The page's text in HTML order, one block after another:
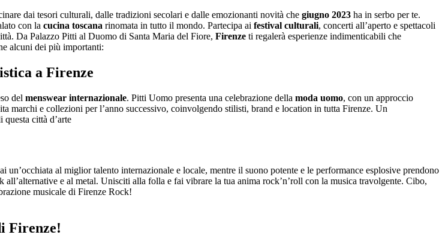
dai tesori culturali, dalle tradizioni secolari e dalle emozionanti novità che giugno 2023 ha in serbo per te.
con la cucina toscana rinomata in tutto il mondo. Partecipa ai festival culturali, concerti all’aperto e spettacoli
Da Palazzo Pitti al Duomo di Santa Maria del Fiore, Firenze ti regalerà esperienze indimenticabili che
alcuni dei più importanti:
a Firenze
del menswear internazionale. Pitti Uomo presenta una celebrazione della moda uomo, con un approccio
marchi e collezioni per l’anno successivo, coinvolgendo stilisti, brand e location in tutta Firenze. Un
questa città d’arte
un’occhiata al miglior talento internazionale e locale, mentre il suono potente e le performance esplosive prendono
all’alternative e al metal. Unisciti alla folla e fai vibrare la tua anima rock’n’roll con la musica travolgente. Cibo,
musicale di Firenze Rock!
Firenze!